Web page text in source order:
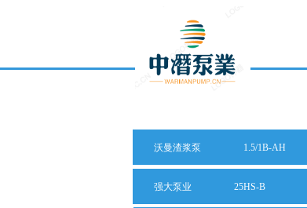
沃曼渣浆泵 1.5/1B-AH
强大泵业 25HS-B